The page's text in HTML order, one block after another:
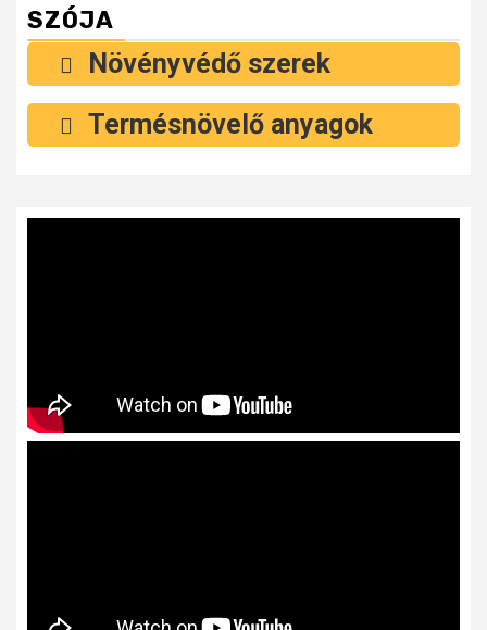
SZÓJA
Növényvédő szerek
Termésnövelő anyagok